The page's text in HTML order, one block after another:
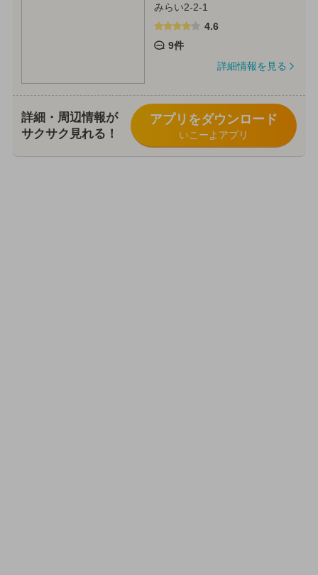
みらい2-2-1
4.6
9件
詳細情報を見る
詳細・周辺情報が
サクサク見れる！
アプリをダウンロード
いこーよアプリ